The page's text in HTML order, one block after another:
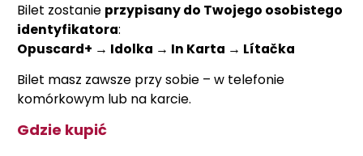
Bilet zostanie przypisany do Twojego osobistego
identyfikatora:
Opuscard+ → Idolka → In Karta → Lítačka
Bilet masz zawsze przy sobie – w telefonie
komórkowym lub na karcie.
Gdzie kupić